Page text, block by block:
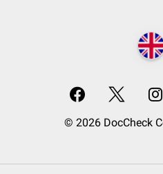
© 2026 DocCheck